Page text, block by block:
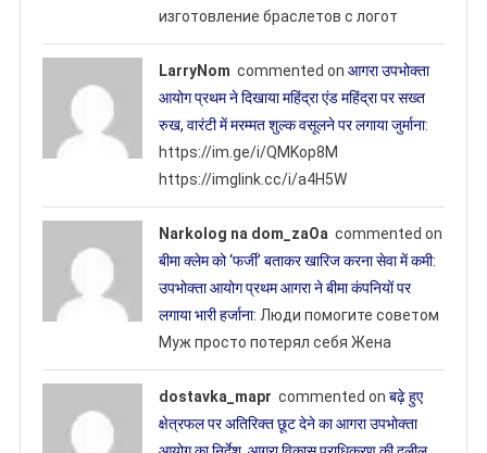
изготовление браслетов с логот
LarryNom commented onआगरा उपभोक्ता
आयोग प्रथम ने दिखाया महिंद्रा एंड महिंद्रा पर सख्त
रुख, वारंटी में मरम्मत शुल्क वसूलने पर लगाया जुर्माना:
https://im.ge/i/QMKop8M
https://imglink.cc/i/a4H5W
Narkolog na dom_zaOa commented on
बीमा क्लेम को ‘फर्जी’ बताकर खारिज करना सेवा में कमी:
उपभोक्ता आयोग प्रथम आगरा ने बीमा कंपनियों पर
लगाया भारी हर्जाना: Люди помогите советом
Муж просто потерял себя Жена
dostavka_mapr commented onबढ़े हुए
क्षेत्रफल पर अतिरिक्त छूट देने का आगरा उपभोक्ता